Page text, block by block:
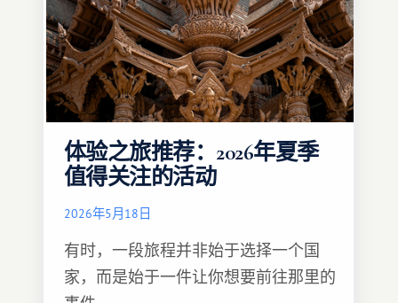
体验之旅推荐：2026年夏季
值得关注的活动
2026年5月18日
有时，一段旅程并非始于选择一个国
家，而是始于一件让你想要前往那里的